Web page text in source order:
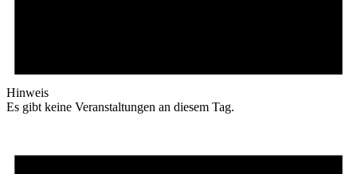
Hinweis
Es gibt keine Veranstaltungen an diesem Tag.